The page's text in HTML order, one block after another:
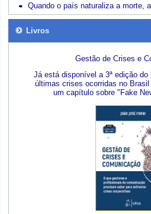
Quando o país naturaliza a morte,
Livros
Gestão de Crises e
Já está disponível a 3ª edição
últimas crises ocorridas no
um capítulo sobre "Fake